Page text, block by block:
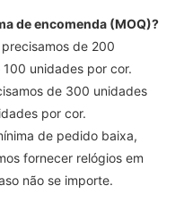
de encomenda (MOQ)?
de 200
unidades por cor.
de 300 unidades
por cor.
de pedido baixa,
fornecer relógios em
não se importe.